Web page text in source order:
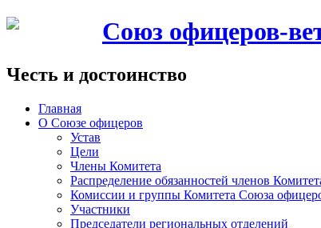
Союз офицеров-
Честь и достоинство
Главная
О Союзе офицеров
Устав
Цели
Члены Комитета
Распределение обязанностей членов
Комиссии и группы Комитета Союза
Участники
Председатели региональных отделений